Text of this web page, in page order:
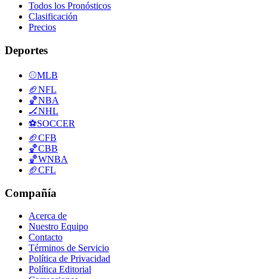
Todos los Pronósticos
Clasificación
Precios
Deportes
⚾MLB
🏈NFL
🏀NBA
🏒NHL
⚽SOCCER
🏈CFB
🏀CBB
🏀WNBA
🏈CFL
Compañía
Acerca de
Nuestro Equipo
Contacto
Términos de Servicio
Política de Privacidad
Política Editorial